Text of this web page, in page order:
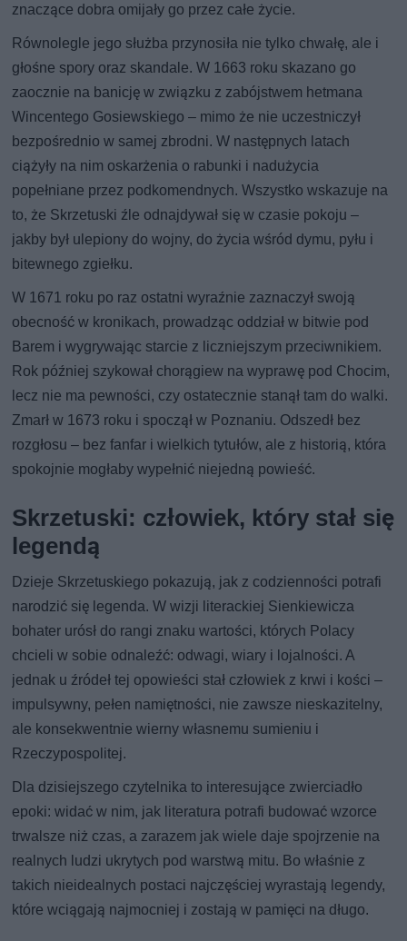
znaczące dobra omijały go przez całe życie.
Równolegle jego służba przynosiła nie tylko chwałę, ale i
głośne spory oraz skandale. W 1663 roku skazano go
zaocznie na banicję w związku z zabójstwem hetmana
Wincentego Gosiewskiego – mimo że nie uczestniczył
bezpośrednio w samej zbrodni. W następnych latach
ciążyły na nim oskarżenia o rabunki i nadużycia
popełniane przez podkomendnych. Wszystko wskazuje na
to, że Skrzetuski źle odnajdywał się w czasie pokoju –
jakby był ulepiony do wojny, do życia wśród dymu, pyłu i
bitewnego zgiełku.
W 1671 roku po raz ostatni wyraźnie zaznaczył swoją
obecność w kronikach, prowadząc oddział w bitwie pod
Barem i wygrywając starcie z liczniejszym przeciwnikiem.
Rok później szykował chorągiew na wyprawę pod Chocim,
lecz nie ma pewności, czy ostatecznie stanął tam do walki.
Zmarł w 1673 roku i spoczął w Poznaniu. Odszedł bez
rozgłosu – bez fanfar i wielkich tytułów, ale z historią, która
spokojnie mogłaby wypełnić niejedną powieść.
Skrzetuski: człowiek, który stał się
legendą
Dzieje Skrzetuskiego pokazują, jak z codzienności potrafi
narodzić się legenda. W wizji literackiej Sienkiewicza
bohater urósł do rangi znaku wartości, których Polacy
chcieli w sobie odnaleźć: odwagi, wiary i lojalności. A
jednak u źródeł tej opowieści stał człowiek z krwi i kości –
impulsywny, pełen namiętności, nie zawsze nieskazitelny,
ale konsekwentnie wierny własnemu sumieniu i
Rzeczypospolitej.
Dla dzisiejszego czytelnika to interesujące zwierciadło
epoki: widać w nim, jak literatura potrafi budować wzorce
trwalsze niż czas, a zarazem jak wiele daje spojrzenie na
realnych ludzi ukrytych pod warstwą mitu. Bo właśnie z
takich nieidealnych postaci najczęściej wyrastają legendy,
które wciągają najmocniej i zostają w pamięci na długo.